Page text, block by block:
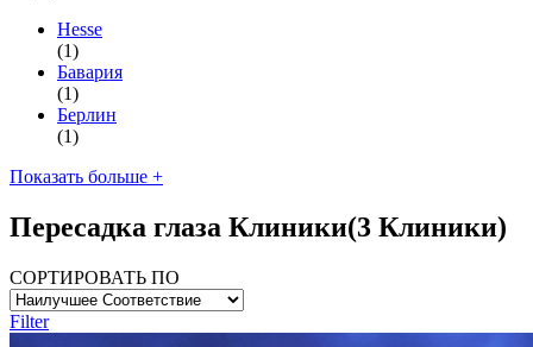
Hesse
(1)
Бавария
(1)
Берлин
(1)
Показать больше +
Пересадка глаза Клиники(3 Клиники)
СОРТИРОВАТЬ ПО
Filter